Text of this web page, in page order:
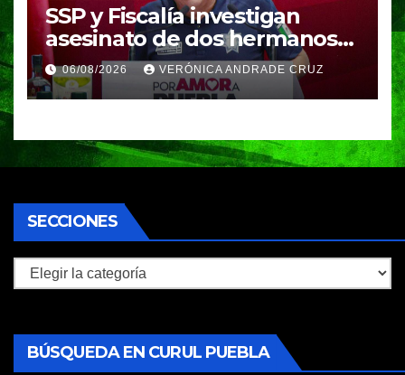
SSP y Fiscalía investigan
asesinato de dos hermanos
en Huixcolotla; refuerzan
seguridad en la Central de
Abasto
06/08/2026 VERÓNICA ANDRADE CRUZ
SECCIONES
Secciones
BÚSQUEDA EN CURUL PUEBLA